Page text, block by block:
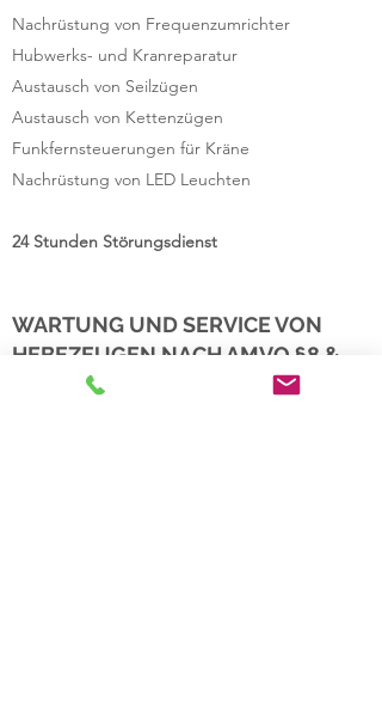
Nachrüstung von Frequenzumrichter
Hubwerks- und Kranreparatur​
Austausch von Seilzügen
Austausch von Kettenzügen
Funkfernsteuerungen für Kräne
Nachrüstung von LED Leuchten
24 Stunden Störungsdienst
WARTUNG UND SERVICE VON
HEBEZEUGEN NACH AMVO §8 &
ASCHG38